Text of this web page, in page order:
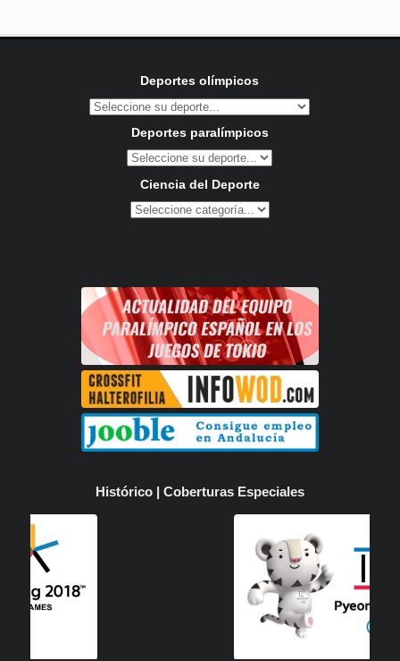
Deportes olímpicos
Deportes paralímpicos
Ciencia del Deporte
Histórico | Coberturas Especiales